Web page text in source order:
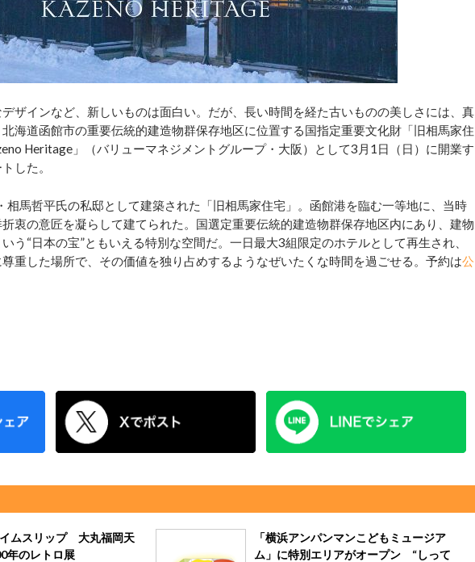
ザインなど、新しいものは面白い。だが、長い時間を経た古いものの美しさには、真
海道函館市の重要伝統的建造物群保存地区に位置する国指定重要文化財「旧相馬家住
Heritage」（バリューマネジメントグループ・大阪）として3月1日（日）に開業す
した。
馬哲平氏の私邸として建築された「旧相馬家住宅」。函館港を臨む一等地に、当時
衷の意匠を凝らして建てられた。国選定重要伝統的建造物群保存地区内にあり、建物
う“日本の宝”ともいえる特別な空間だ。一日最大3組限定のホテルとして再生され、
重した場所で、その価値を独り占めするようなぜいたくな時間を過ごせる。予約は公
ムスリップ 大丸福岡天
年のレトロ展
「横浜アンパンマンこどもミュージア
ム」に特別エリアがオープン “しって